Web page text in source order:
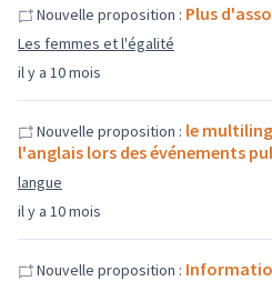
il y a 10 mois
Nouvelle proposition : Plus
Les femmes et l'égalité
il y a 10 mois
Nouvelle proposition : le
l'anglais lors des événements
langue
Nouvelle proposition :